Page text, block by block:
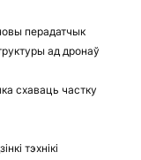
перадатчык
ад дронаў
схаваць частку
тэхнікі